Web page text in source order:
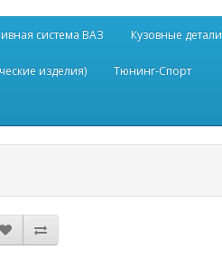
система ВАЗ Кузовные детали
изделия) Тюнинг-Спорт